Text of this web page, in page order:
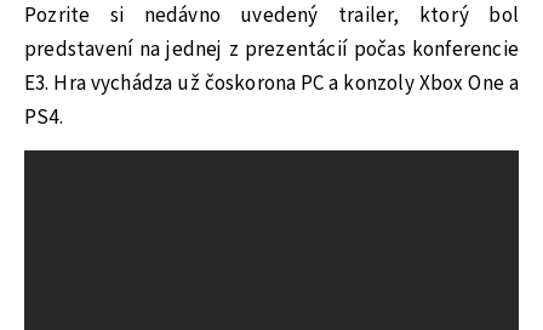
Pozrite si nedávno uvedený trailer, ktorý bol
predstavení na jednej z prezentácií počas konferencie
E3. Hra vychádza už čoskorona PC a konzoly Xbox One a
PS4.